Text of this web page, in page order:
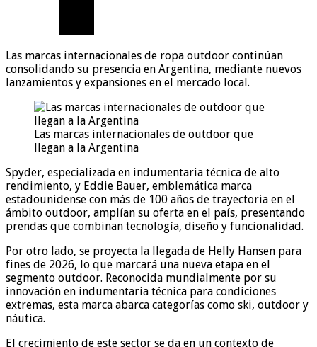
Las marcas internacionales de ropa outdoor continúan
consolidando su presencia en Argentina, mediante nuevos
lanzamientos y expansiones en el mercado local.
Las marcas internacionales de outdoor que
llegan a la Argentina
Spyder, especializada en indumentaria técnica de alto
rendimiento, y Eddie Bauer, emblemática marca
estadounidense con más de 100 años de trayectoria en el
ámbito outdoor, amplían su oferta en el país, presentando
prendas que combinan tecnología, diseño y funcionalidad.
Por otro lado, se proyecta la llegada de Helly Hansen para
fines de 2026, lo que marcará una nueva etapa en el
segmento outdoor. Reconocida mundialmente por su
innovación en indumentaria técnica para condiciones
extremas, esta marca abarca categorías como ski, outdoor y
náutica.
El crecimiento de este sector se da en un contexto de